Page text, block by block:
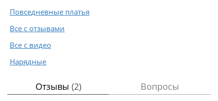
Повседневные платья
Все с отзывами
Все с видео
Нарядные
Отзывы (2) Вопросы